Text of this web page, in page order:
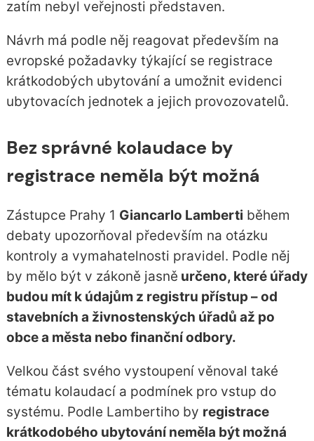
zatím nebyl veřejnosti představen.
Návrh má podle něj reagovat především na
evropské požadavky týkající se registrace
krátkodobých ubytování a umožnit evidenci
ubytovacích jednotek a jejich provozovatelů.
Bez správné kolaudace by
registrace neměla být možná
Zástupce Prahy 1 Giancarlo Lamberti během
debaty upozorňoval především na otázku
kontroly a vymahatelnosti pravidel. Podle něj
by mělo být v zákoně jasně určeno, které úřady
budou mít k údajům z registru přístup – od
stavebních a živnostenských úřadů až po
obce a města nebo finanční odbory.
Velkou část svého vystoupení věnoval také
tématu kolaudací a podmínek pro vstup do
systému. Podle Lambertiho by registrace
krátkodobého ubytování neměla být možná